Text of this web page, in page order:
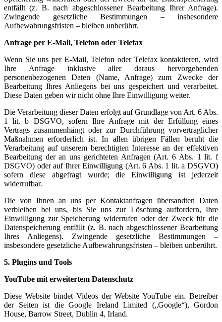
entfällt (z. B. nach abgeschlossener Bearbeitung Ihrer Anfrage).
Zwingende gesetzliche Bestimmungen – insbesondere
Aufbewahrungsfristen – bleiben unberührt.
Anfrage per E-Mail, Telefon oder Telefax
Wenn Sie uns per E-Mail, Telefon oder Telefax kontaktieren, wird
Ihre Anfrage inklusive aller daraus hervorgehenden
personenbezogenen Daten (Name, Anfrage) zum Zwecke der
Bearbeitung Ihres Anliegens bei uns gespeichert und verarbeitet.
Diese Daten geben wir nicht ohne Ihre Einwilligung weiter.
Die Verarbeitung dieser Daten erfolgt auf Grundlage von Art. 6 Abs.
1 lit. b DSGVO, sofern Ihre Anfrage mit der Erfüllung eines
Vertrags zusammenhängt oder zur Durchführung vorvertraglicher
Maßnahmen erforderlich ist. In allen übrigen Fällen beruht die
Verarbeitung auf unserem berechtigten Interesse an der effektiven
Bearbeitung der an uns gerichteten Anfragen (Art. 6 Abs. 1 lit. f
DSGVO) oder auf Ihrer Einwilligung (Art. 6 Abs. 1 lit. a DSGVO)
sofern diese abgefragt wurde; die Einwilligung ist jederzeit
widerrufbar.
Die von Ihnen an uns per Kontaktanfragen übersandten Daten
verbleiben bei uns, bis Sie uns zur Löschung auffordern, Ihre
Einwilligung zur Speicherung widerrufen oder der Zweck für die
Datenspeicherung entfällt (z. B. nach abgeschlossener Bearbeitung
Ihres Anliegens). Zwingende gesetzliche Bestimmungen –
insbesondere gesetzliche Aufbewahrungsfristen – bleiben unberührt.
5. Plugins und Tools
YouTube mit erweitertem Datenschutz
Diese Website bindet Videos der Website YouTube ein. Betreiber
der Seiten ist die Google Ireland Limited („Google“), Gordon
House, Barrow Street, Dublin 4, Irland.